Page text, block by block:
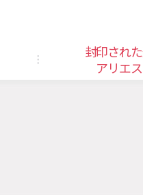
封印され
アリエ